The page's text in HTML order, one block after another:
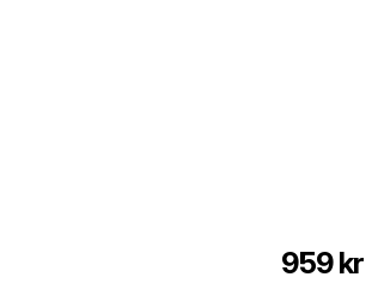
959kr